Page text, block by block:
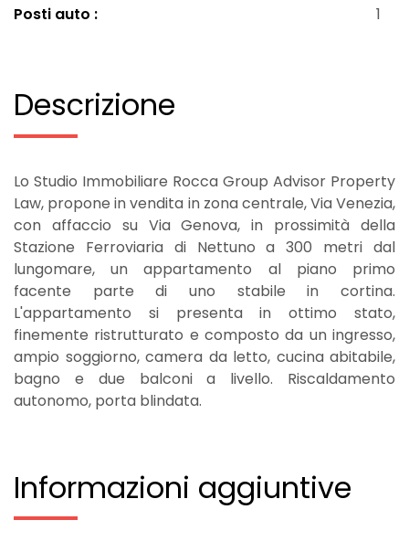
Posti auto :
1
Descrizione
Lo Studio Immobiliare Rocca Group Advisor Property
Law, propone in vendita in zona centrale, Via Venezia,
con affaccio su Via Genova, in prossimità della
Stazione Ferroviaria di Nettuno a 300 metri dal
lungomare, un appartamento al piano primo
facente parte di uno stabile in cortina.
L'appartamento si presenta in ottimo stato,
finemente ristrutturato e composto da un ingresso,
ampio soggiorno, camera da letto, cucina abitabile,
bagno e due balconi a livello. Riscaldamento
autonomo, porta blindata.
Informazioni aggiuntive